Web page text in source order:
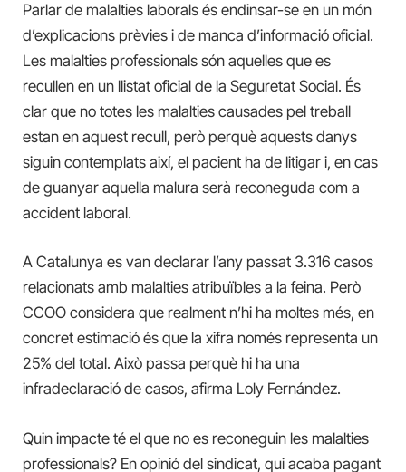
Parlar de malalties laborals és endinsar-se en un món
d’explicacions prèvies i de manca d’informació oficial.
Les malalties professionals són aquelles que es
recullen en un llistat oficial de la Seguretat Social. És
clar que no totes les malalties causades pel treball
estan en aquest recull, però perquè aquests danys
siguin contemplats així, el pacient ha de litigar i, en cas
de guanyar aquella malura serà reconeguda com a
accident laboral.
A Catalunya es van declarar l’any passat 3.316 casos
relacionats amb malalties atribuïbles a la feina. Però
CCOO considera que realment n’hi ha moltes més, en
concret estimació és que la xifra només representa un
25% del total. Això passa perquè hi ha una
infradeclaració de casos, afirma Loly Fernández.
Quin impacte té el que no es reconeguin les malalties
professionals? En opinió del sindicat, qui acaba pagant